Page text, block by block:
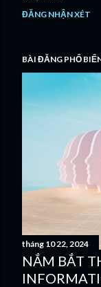
ĐĂNG NHẬN XÉT
BÀI ĐĂNG PHỔ
tháng 10 22, 2024
NẮM BẮT